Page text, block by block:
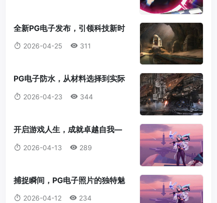
全新PG电子发布，引领科技新时
代全新pg电子
2026-04-25 311
PG电子防水，从材料选择到实际
应用pg电子防水
2026-04-23 344
开启游戏人生，成就卓越自我—
2026-04-13 289
捕捉瞬间，PG电子照片的独特魅
力与拍摄技巧pg电子照片
2026-04-12 234